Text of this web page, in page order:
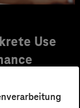
Use
Sie